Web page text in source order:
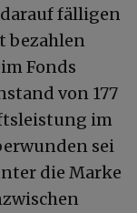
fälligen
bezahlen
Fonds
von 177
im
sei
die Marke